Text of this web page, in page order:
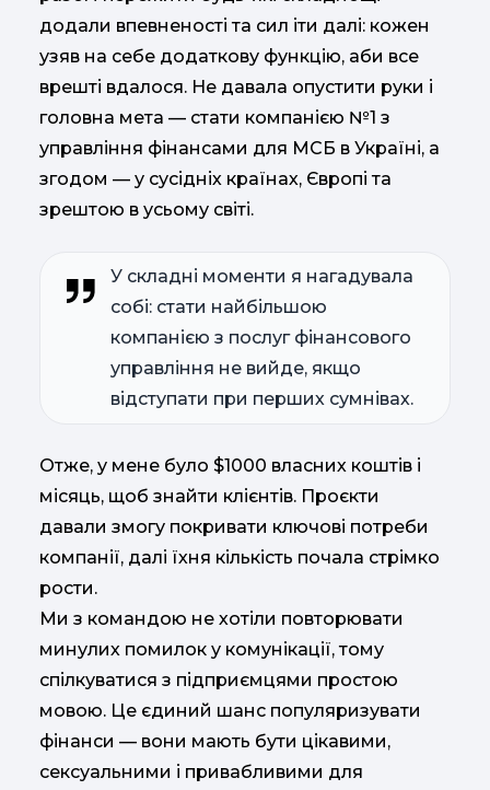
додали впевненості та сил іти далі: кожен
узяв на себе додаткову функцію, аби все
врешті вдалося. Не давала опустити руки і
головна мета — стати компанією №1 з
управління фінансами для МСБ в Україні, а
згодом — у сусідніх країнах, Європі та
зрештою в усьому світі.
У складні моменти я нагадувала
собі: стати найбільшою
компанією з послуг фінансового
управління не вийде, якщо
відступати при перших сумнівах.
Отже, у мене було $1000 власних коштів і
місяць, щоб знайти клієнтів. Проєкти
давали змогу покривати ключові потреби
компанії, далі їхня кількість почала стрімко
рости.
Ми з командою не хотіли повторювати
минулих помилок у комунікації, тому
спілкуватися з підприємцями простою
мовою. Це єдиний шанс популяризувати
фінанси — вони мають бути цікавими,
сексуальними і привабливими для